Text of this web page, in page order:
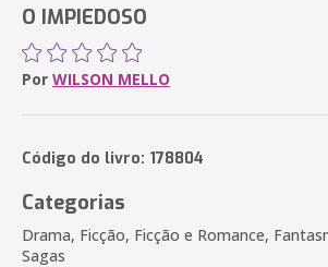
O IMPIEDOSO
Por WILSON MELLO
Código do livro: 178804
Categorias
Drama, Ficção, Ficção e Romance,
Sagas